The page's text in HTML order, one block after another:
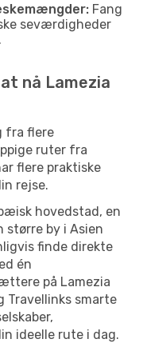
Fang
seværdigheder
nå Lamezia
fra flere
ruter fra
flere praktiske
rejse.
hovedstad, en
større by i Asien
finde direkte
én
på Lamezia
Travellinks smarte
ideelle rute i dag.